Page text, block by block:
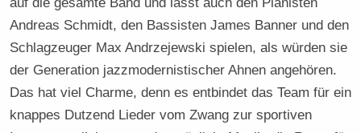
Andreas Schmidt, den Bassisten James Banner und den
Schlagzeuger Max Andrzejewski spielen, als würden sie
der Generation jazzmodernistischer Ahnen angehören.
Das hat viel Charme, denn es entbindet das Team für ein
knappes Dutzend Lieder vom Zwang zur sportiven